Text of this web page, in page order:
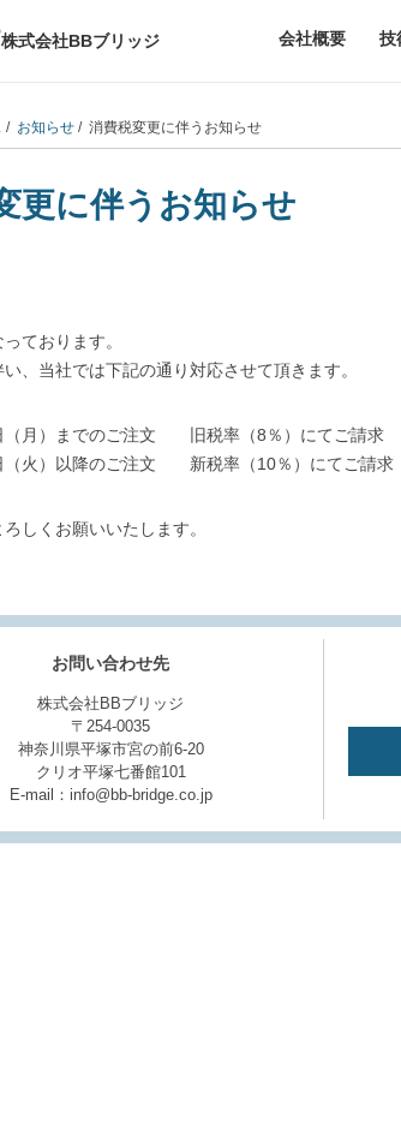
株式会社BBブリッジ 会社概要 技
/ お知らせ / 消費税変更に伴うお知らせ
更に伴うお知らせ
ております。
、当社では下記の通り対応させて頂きます。
（月）までのご注文 旧税率（8％）にてご請求
（火）以降のご注文 新税率（10％）にてご請求
しくお願いいたします。
お問い合わせ先
株式会社BBブリッジ
〒254-0035
神奈川県平塚市宮の前6-20
クリオ平塚七番館101
E-mail：info@bb-bridge.co.jp